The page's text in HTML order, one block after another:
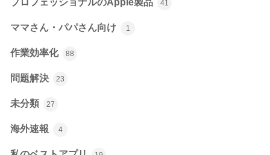
プロフェッショナルのApple製品 41
ママさん・パパさん向け 1
作業効率化 88
問題解決 23
未分類 27
海外速報 4